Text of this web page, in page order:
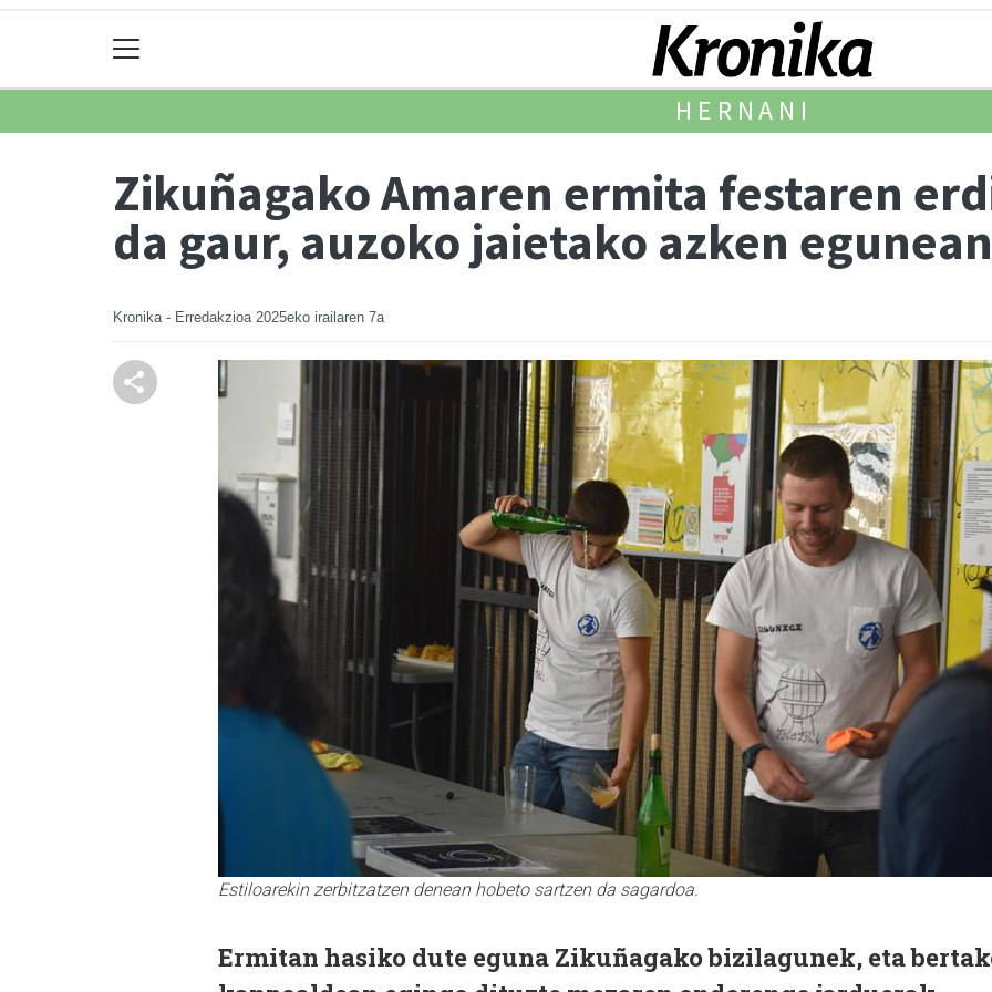
HERNANI
Zikuñagako Amaren ermita festaren
da gaur, auzoko jaietako azken egunean
Kronika - Erredakzioa 2025eko irailaren 7a
Estiloarekin zerbitzatzen denean hobeto sartzen da sagardoa.
Ermitan hasiko dute eguna Zikuñagako bizilagunek, eta